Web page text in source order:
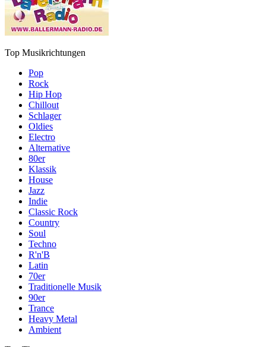
Top Musikrichtungen
Pop
Rock
Hip Hop
Chillout
Schlager
Oldies
Electro
Alternative
80er
Klassik
House
Jazz
Indie
Classic Rock
Country
Soul
Techno
R'n'B
Latin
70er
Traditionelle Musik
90er
Trance
Heavy Metal
Ambient